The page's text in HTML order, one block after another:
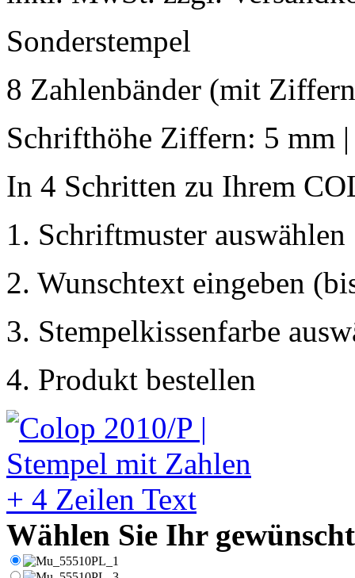
Sonderstempel
8 Zahlenbänder (mit
Schrifthöhe Ziffern: 5 mm
In 4 Schritten zu Ihrem
1. Schriftmuster auswählen
2. Wunschtext eingeben
3. Stempelkissenfarbe
4. Produkt bestellen
Wählen Sie Ihr